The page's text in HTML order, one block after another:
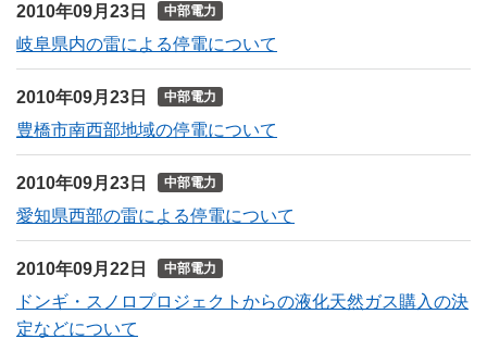
2010年09月23日 中部電力
岐阜県内の雷による停電について
2010年09月23日 中部電力
豊橋市南西部地域の停電について
2010年09月23日 中部電力
愛知県西部の雷による停電について
2010年09月22日 中部電力
ドンギ・スノロプロジェクトからの液化天然ガス購入の決
定などについて